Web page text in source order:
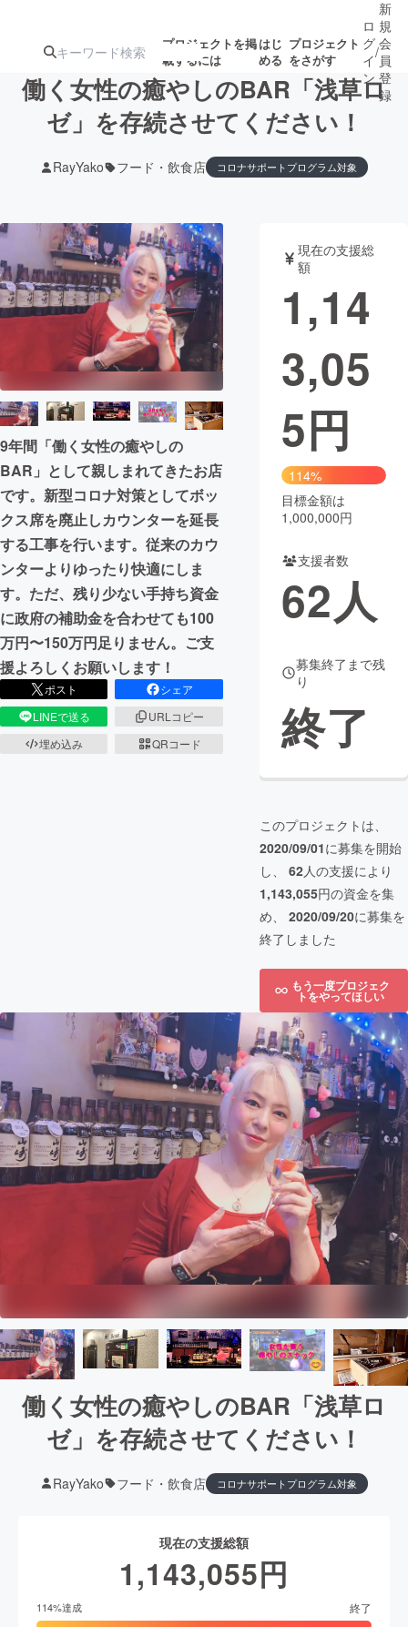
プロジェクトを掲
載するには
はじ
める
プロジェクト
をさがす
ジェクト
ターン
注目の新着プロ
ジェクト
募集終了が近いプ
ロジェクト
もうすぐ公開
されます
アート・写真 音楽
テクノロジー・ガジェット ゲーム・サ
映像・映画
ビジネス・起業
まちづくり・地域活性化
CAMPFIRE for Social Good
CAMPFIRE Creation
CAMPFIREふるさと納税machi-ya コミュニティ
ロ
グ
イ
ン
/
新
規
会
員
登
録
働く女性の癒やしのBAR「浅草ロ
ゼ」を存続させてください！
RayYako フード・飲食店 コロナサポートプログラム対象
9年間「働く女性の癒やしの
BAR」として親しまれてきたお店
です。新型コロナ対策としてボッ
クス席を廃止しカウンターを延長
する工事を行います。従来のカウ
ンターよりゆったり快適にしま
す。ただ、残り少ない手持ち資金
に政府の補助金を合わせても100
万円〜150万円足りません。ご支
援よろしくお願いします！
ポスト
シェア
LINEで送る
URLコピー
埋め込み
QRコード
現在の支援総
額
1,14
3,05
5円
114%
目標金額は
1,000,000円
支援者数
62人
募集終了まで残
り
終了
このプロジェクトは、
2020/09/01に募集を開始
し、 62人の支援により
1,143,055円の資金を集
め、 2020/09/20に募集を
終了しました
もう一度プロジェク
トをやってほしい
働く女性の癒やしのBAR「浅草ロ
ゼ」を存続させてください！
RayYako フード・飲食店 コロナサポートプログラム対象
現在の支援総額
1,143,055円
114%達成 終了